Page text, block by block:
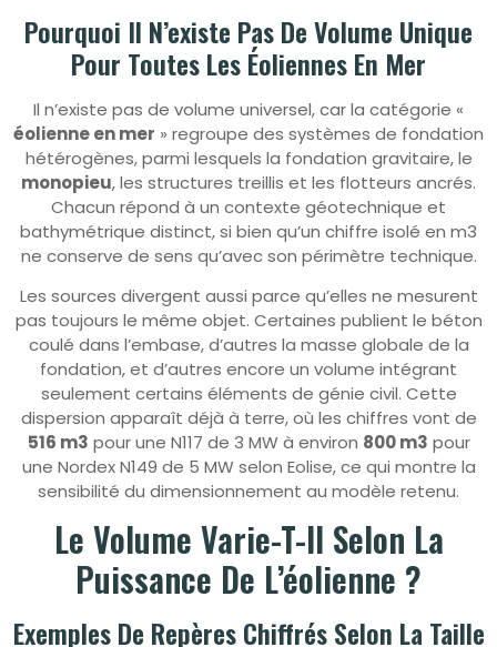
Pourquoi Il N’existe Pas De Volume Unique
Pour Toutes Les Éoliennes En Mer
Il n’existe pas de volume universel, car la catégorie «
éolienne en mer » regroupe des systèmes de fondation
hétérogènes, parmi lesquels la fondation gravitaire, le
monopieu, les structures treillis et les flotteurs ancrés.
Chacun répond à un contexte géotechnique et
bathymétrique distinct, si bien qu’un chiffre isolé en m3
ne conserve de sens qu’avec son périmètre technique.
Les sources divergent aussi parce qu’elles ne mesurent
pas toujours le même objet. Certaines publient le béton
coulé dans l’embase, d’autres la masse globale de la
fondation, et d’autres encore un volume intégrant
seulement certains éléments de génie civil. Cette
dispersion apparaît déjà à terre, où les chiffres vont de
516 m3 pour une N117 de 3 MW à environ 800 m3 pour
une Nordex N149 de 5 MW selon Eolise, ce qui montre la
sensibilité du dimensionnement au modèle retenu.
Le Volume Varie-T-Il Selon La
Puissance De L’éolienne ?
Exemples De Repères Chiffrés Selon La Taille